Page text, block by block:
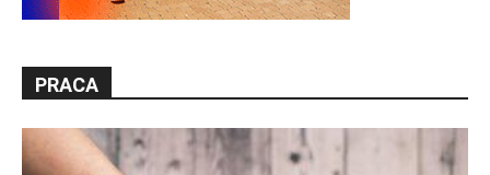
PRACA